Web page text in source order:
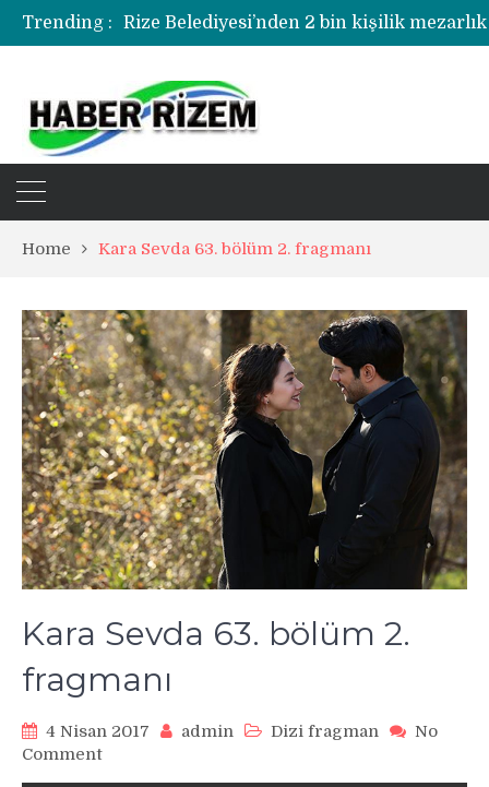
Trending :
Rize Belediyesi’nden 2 bin kişilik
Rize’de uyuşturucu operasyonunda 1
Home Kara Sevda 63. bölüm 2. fragmanı
Kara Sevda 63. bölüm 2.
fragmanı
4 Nisan 2017 admin Dizi fragman
No
Commenton